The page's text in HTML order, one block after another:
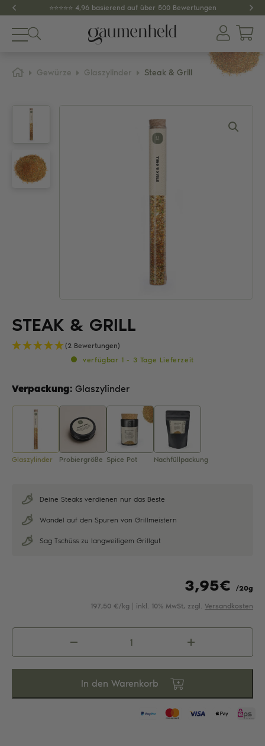
⭐️⭐️⭐️⭐️⭐️ 4,96 basierend auf über 500 Bewertungen
Gewürze
Tee
Dips & Pestos
GESCHENKIDEEN
Gewürze Glaszylinder Steak & Grill
STEAK & GRILL
(2 Bewertungen)
verfügbar 1 - 3 Tage Lieferzeit
Verpackung: Glaszylinder
Glaszylinder Probiergröße Spice Pot Nachfüllpackung
Deine Steaks verdienen nur das Beste
Wandel auf den Spuren von Grillmeistern
Sag Tschüss zu langweiligem Grillgut
3,95€ /20g
197,50 €/kg | inkl. 10% MwSt, zzgl. Versandkosten
Menge
In den Warenkorb